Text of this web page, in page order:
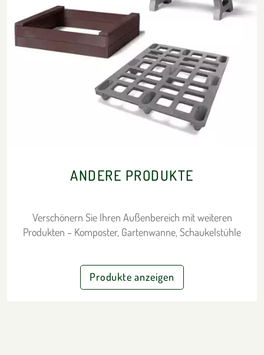
ANDERE PRODUKTE
Verschönern Sie Ihren Außenbereich mit weiteren
Produkten – Komposter, Gartenwanne, Schaukelstühle
Produkte anzeigen